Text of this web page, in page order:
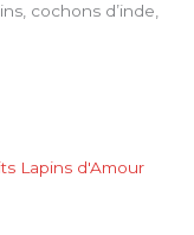
cochons d’inde,